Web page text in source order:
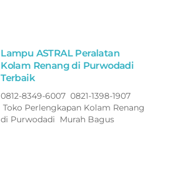
Lampu ASTRAL Peralatan
Kolam Renang di Purwodadi
Terbaik
0812-8349-6007 0821-1398-1907
Toko Perlengkapan Kolam Renang
di Purwodadi Murah Bagus